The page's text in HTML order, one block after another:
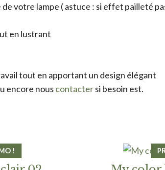
votre lampe ( astuce : si effet pailleté
en lustrant
tout en apportant un design élégant
encore nous contactersi besoin est.
!